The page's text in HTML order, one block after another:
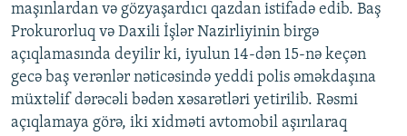
maşınlardan və gözyaşardıcı qazdan istifadə edib. Baş
Prokurorluq və Daxili İşlər Nazirliyinin birgə
açıqlamasında deyilir ki, iyulun 14-dən 15-nə keçən
gecə baş verənlər nəticəsində yeddi polis əməkdaşına
müxtəlif dərəcəli bədən xəsarətləri yetirilib. Rəsmi
açıqlamaya görə, iki xidməti avtomobil aşırılaraq